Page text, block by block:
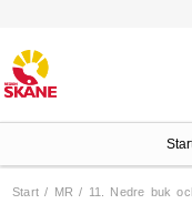
Start / MR / 11. Nedre buk
7. Hjärta
10. Buk och övre buk NY